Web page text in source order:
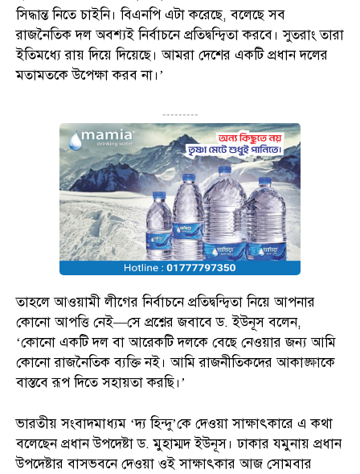
সিদ্ধান্ত নিতে চাইনি। বিএনপি এটা করেছে, বলেছে সব
রাজনৈতিক দল অবশ্যই নির্বাচনে প্রতিদ্বন্দ্বিতা করবে। সুতরাং তারা
ইতিমধ্যে রায় দিয়ে দিয়েছে। আমরা দেশের একটি প্রধান দলের
মতামতকে উপেক্ষা করব না।’
---------
তাহলে আওয়ামী লীগের নির্বাচনে প্রতিদ্বন্দ্বিতা নিয়ে আপনার
কোনো আপত্তি নেই—সে প্রশ্নের জবাবে ড. ইউনূস বলেন,
‘কোনো একটি দল বা আরেকটি দলকে বেছে নেওয়ার জন্য আমি
কোনো রাজনৈতিক ব্যক্তি নই। আমি রাজনীতিকদের আকাঙ্ক্ষাকে
বাস্তবে রূপ দিতে সহায়তা করছি।’
ভারতীয় সংবাদমাধ্যম ‘দ্য হিন্দু’কে দেওয়া সাক্ষাৎকারে এ কথা
বলেছেন প্রধান উপদেষ্টা ড. মুহাম্মদ ইউনূস। ঢাকার যমুনায় প্রধান
উপদেষ্টার বাসভবনে দেওয়া ওই সাক্ষাৎকার আজ সোমবার